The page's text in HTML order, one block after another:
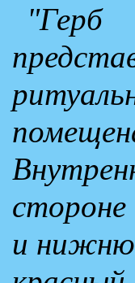
"Герб
и